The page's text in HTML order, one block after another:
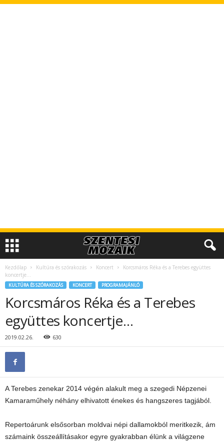
Kezdőlap Kultúra és szórakozás Koncert
Korcsmáros Réka és a Terebes együttes
koncertje…
KULTÚRA ÉS SZÓRAKOZÁS KONCERT PROGRAMAJÁNLÓ
Korcsmáros Réka és a Terebes
együttes koncertje…
2019.02.26. 630
A Terebes zenekar 2014 végén alakult meg a szegedi Népzenei
Kamaraműhely néhány elhivatott énekes és hangszeres tagjából.
Repertoárunk elsősorban moldvai népi dallamokból meritkezik, ám
számaink összeállításakor egyre gyakrabban élünk a világzene